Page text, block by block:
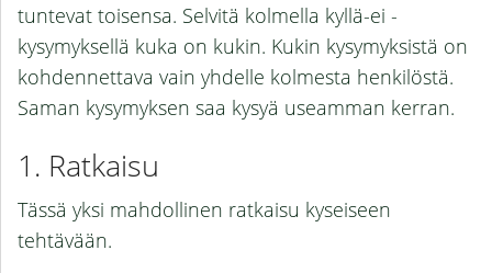
Chat
Polku
tuntevat toisensa. Selvitä kolmella kyllä-ei -
kysymyksellä kuka on kukin. Kukin kysymyksistä on
kohdennettava vain yhdelle kolmesta henkilöstä.
Saman kysymyksen saa kysyä useamman kerran.
Ratkaisu
Tässä yksi mahdollinen ratkaisu kyseiseen
tehtävään.